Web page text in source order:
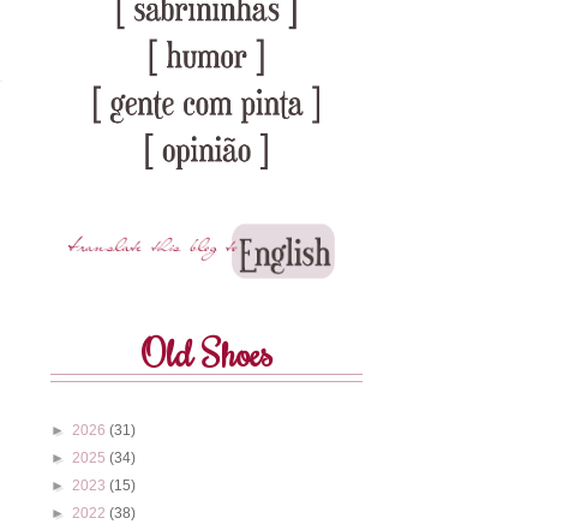
Old Shoes
► 2026 (31)
► 2025 (34)
► 2023 (15)
► 2022 (38)